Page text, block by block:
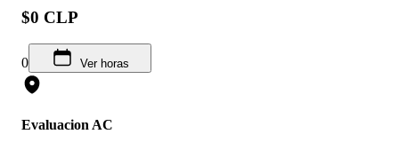
$0 CLP
0 Ver horas
Evaluacion AC